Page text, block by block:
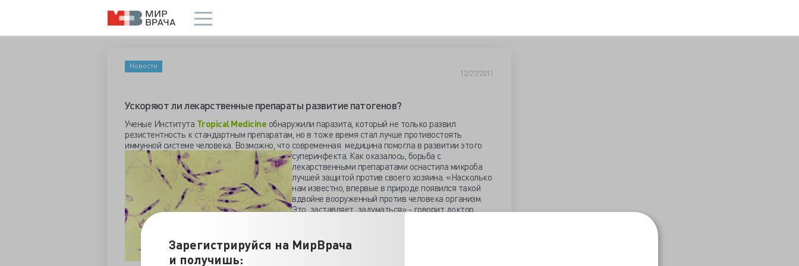
Зарегистрируйся на МирВрача
и получишь:
Новости
12/27/2011
Ускоряют ли лекарственные препараты развитие патогенов?
Ученые Института Tropical Medicine обнаружили паразита, который не только развил
резистентность к стандартным препаратам, но в тоже время стал лучше противостоять
иммунной системе человека. Возможно, что современная медицина помогла в развитии этого
суперинфекта. Как оказалось, борьба с
лекарственными препаратами оснастила микроба
лучшей защитой против своего хозяина. «Насколько
нам известно, впервые в природе появился такой
вдвойне вооруженный против человека организм.
Это заставляет задуматься» - говорит доктор
Ванаершхот изучает лейшманию - одноклеточный